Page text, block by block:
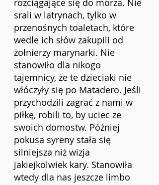
rozciągające się do morza. Nie
srali w latrynach, tylko w
przenośnych toaletach, które
wedle ich słów zakupili od
żołnierzy marynarki. Nie
stanowiło dla nikogo
tajemnicy, że te dzieciaki nie
włóczyły się po Matadero. Jeśli
przychodzili zagrać z nami w
piłkę, robili to, by uciec ze
swoich domostw. Później
pokusa syreny stała się
silniejsza niż wizja
jakiejkolwiek kary. Stanowiła
wtedy dla nas jeszcze limbo